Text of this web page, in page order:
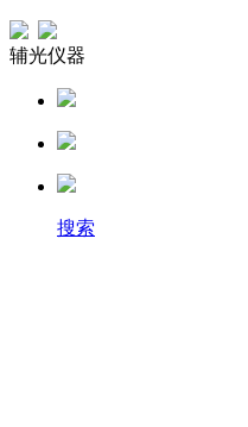
辅光仪器
搜索